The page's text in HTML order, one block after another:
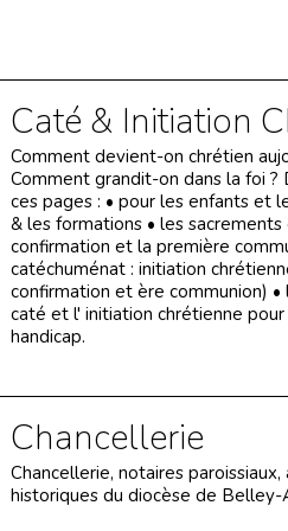
Caté & Initiation
Comment devient-on chrétien
Comment grandit-on dans la foi ?
ces pages : • pour les enfants et
& les formations • les
confirmation et la première
catéchuménat : initiation
confirmation et ère communion)
caté et l' initiation chrétienne
handicap.
Chancellerie
Chancellerie, notaires paroissiaux,
historiques du diocèse de Belley-